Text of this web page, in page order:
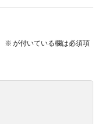
※ が付いている欄は必須項